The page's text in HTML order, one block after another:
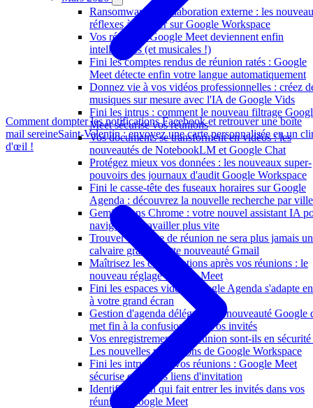
Ransomware et collaboration externe : les
réflexes à adopter sur Google Workspace
Vos réunions Google Meet deviennent enfin
intelligentes (et musicales !)
Fini les comptes rendus de réunion ratés : Google
Meet détecte enfin votre langue automatiquement
Donnez vie à vos vidéos professionnelles : créez
musiques sur mesure avec l'IA de Google Vids
Fini les intrus : comment le nouveau filtrage
Meet sécurise vos réunions
Vos documents se transforment en vidéos : les
nouveautés de NotebookLM et Google Chat
Protégez mieux vos données : les nouveaux super-
pouvoirs des journaux d'audit Google Workspace
Fini le casse-tête des fuseaux horaires sur Google
Agenda : découvrez la nouvelle recherche par ville
Gemini dans Chrome : votre nouvel assistant IA
naviguer et travailler plus vite
Trouver une date de réunion ne sera plus jamais un
calvaire grâce à cette nouveauté Gmail
Maîtrisez les conversations après vos réunions : le
nouveau réglage Google Meet
Fini les espaces vides : Google Agenda s'adapte
à votre grand écran
Gestion d'agenda déléguée : la nouveauté Google
met fin à la confusion pour vos invités
Vos enregistrements de réunion sont-ils en sécurité
Les nouvelles protections de Google Workspace
Fini les intrus dans vos réunions : Google Meet
sécurise enfin vos liens d'invitation
Identifiez enfin qui fait entrer les invités dans vos
réunions Google Meet
Comment dompter les notifications Facebook et retrouver une boîte
mail sereineSaint-Valentin : envoyez une carte personnalisée en un
d'œil !